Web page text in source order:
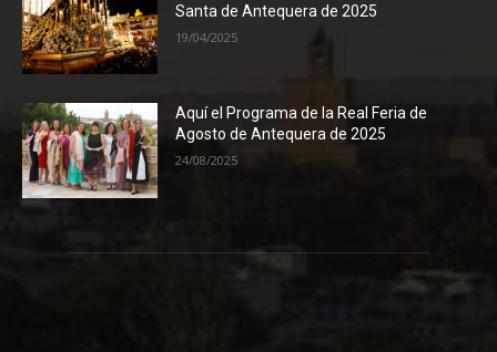
Santa de Antequera de 2025
19/04/2025
Aquí el Programa de la Real Feria de
Agosto de Antequera de 2025
24/08/2025